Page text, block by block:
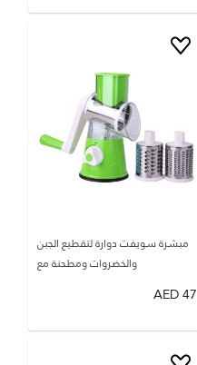
مبشرة سويفت دوارة لتقطيع الجبن
والخضروات ومطحنة مع
47
AED